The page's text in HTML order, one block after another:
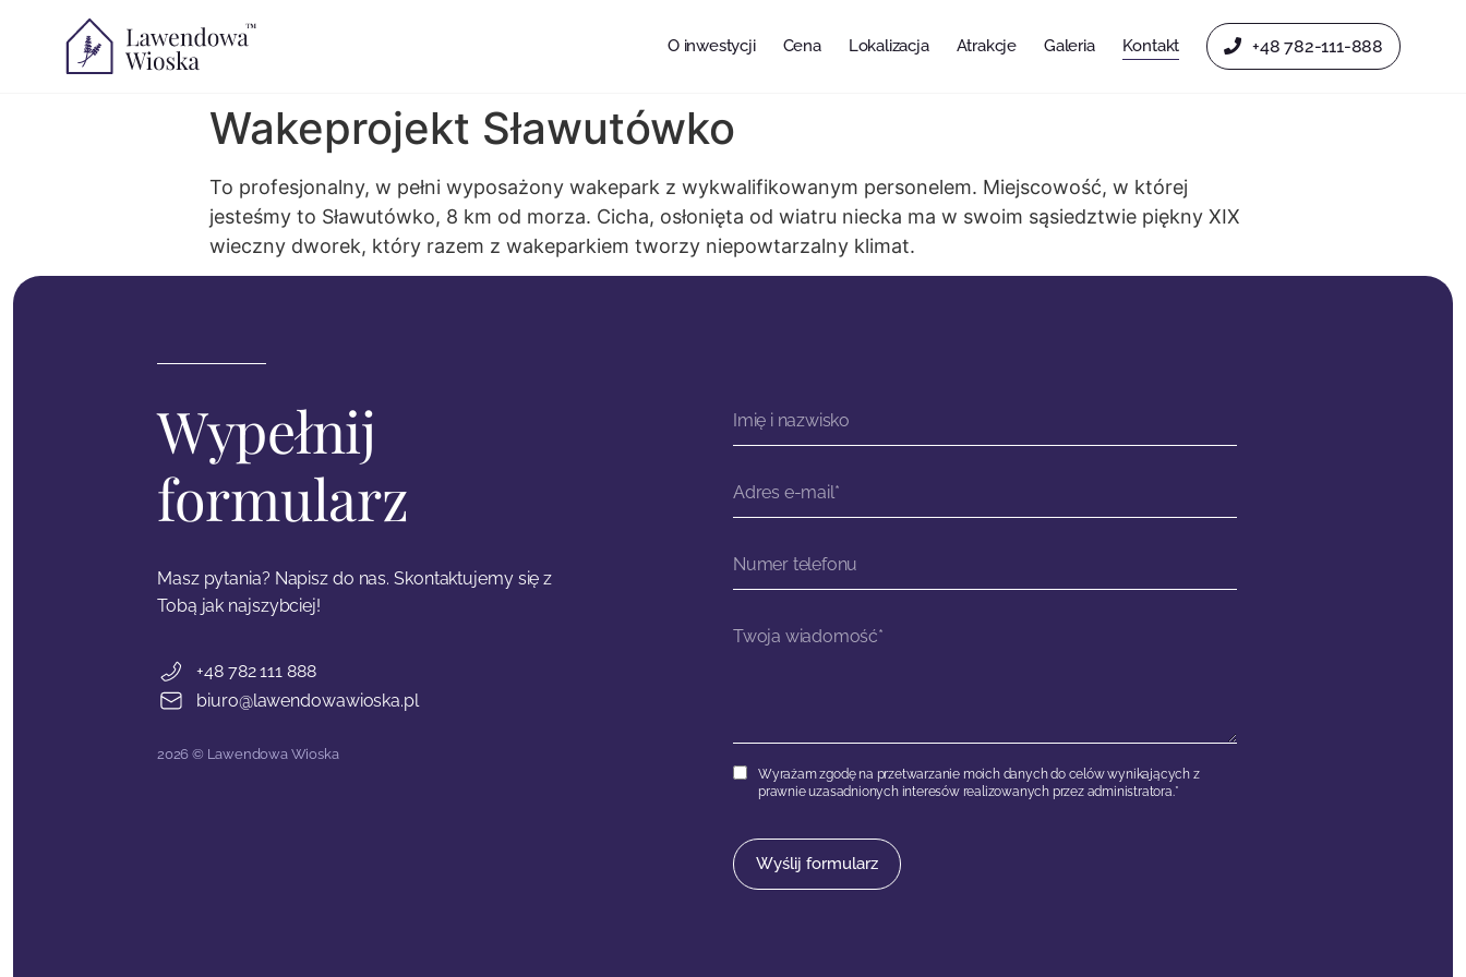
O inwestycji Cena Lokalizacja Atrakcje Galeria Kontakt +48 782-111-888
Wakeprojekt Sławutówko
To profesjonalny, w pełni wyposażony wakepark z wykwalifikowanym personelem. Miejscowość, w której
jesteśmy to Sławutówko, 8 km od morza. Cicha, osłonięta od wiatru niecka ma w swoim sąsiedztwie piękny XIX
wieczny dworek, który razem z wakeparkiem tworzy niepowtarzalny klimat.
Wypełnij
formularz
Masz pytania? Napisz do nas. Skontaktujemy się z
Tobą jak najszybciej!
+48 782 111 888
biuro@lawendowawioska.pl
2026 © Lawendowa Wioska
Wyrażam zgodę na przetwarzanie moich danych do celów wynikających z
prawnie uzasadnionych interesów realizowanych przez administratora.*
Wyślij formularz